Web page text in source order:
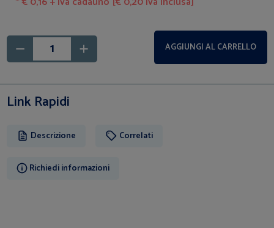
AGGIUNGI AL CARRELLO
Link Rapidi
Descrizione Correlati
Richiedi informazioni